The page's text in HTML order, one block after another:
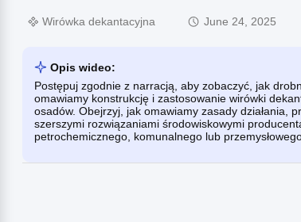
Wirówka dekantacyjna June 24, 2025
Opis wideo:
Postępuj zgodnie z narracją, aby zobaczyć, jak
omawiamy konstrukcję i zastosowanie wirówki
osadów. Obejrzyj, jak omawiamy zasady działania,
szerszymi rozwiązaniami środowiskowymi
petrochemicznego, komunalnego lub